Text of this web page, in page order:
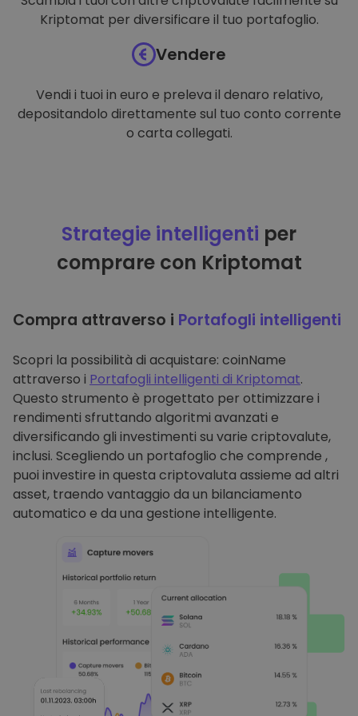
Kriptomat per diversificare il tuo portafoglio.
Vendere
Vendi i tuoi in euro e preleva il denaro relativo,
depositandolo direttamente sul tuo conto corrente
o carta collegati.
Strategie intelligenti per
comprare con Kriptomat
Compra attraverso i Portafogli intelligenti
Scopri la possibilità di acquistare: coinName
attraverso i Portafogli intelligenti di Kriptomat.
Questo strumento è progettato per ottimizzare i
rendimenti sfruttando algoritmi avanzati e
diversificando gli investimenti su varie criptovalute,
inclusi. Scegliendo un portafoglio che comprende ,
puoi investire in questa criptovaluta assieme ad altri
asset, traendo vantaggio da un bilanciamento
automatico e da una gestione intelligente.